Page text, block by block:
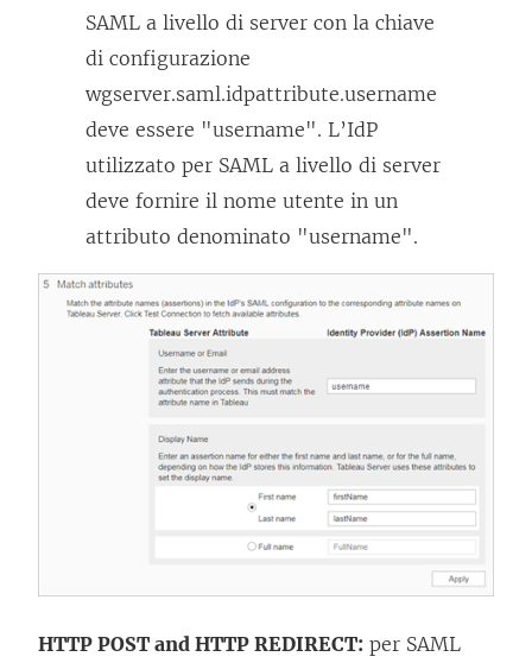
SAML a livello di server con la chiave
di configurazione
wgserver.saml.idpattribute.username
deve essere "username". L’IdP
utilizzato per SAML a livello di server
deve fornire il nome utente in un
attributo denominato "username".
HTTP POST and HTTP REDIRECT: per SAML